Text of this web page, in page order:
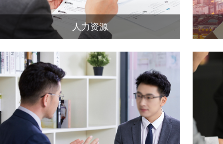
人力资源